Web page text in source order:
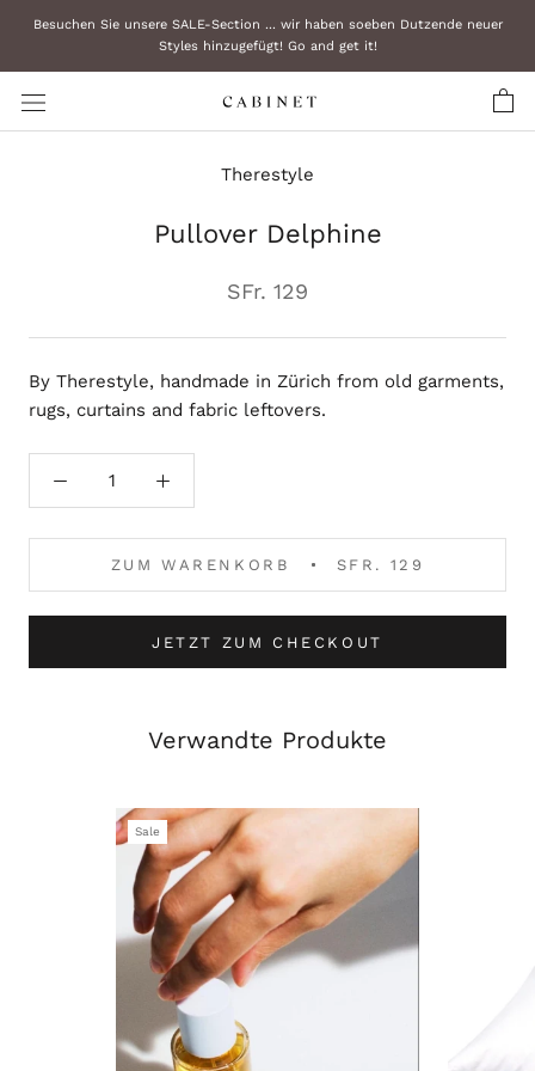
überspringen
Besuchen Sie unsere SALE-Section ... wir haben soeben Dutzende neuer
Styles hinzugefügt! Go and get it!
Therestyle
Pullover Delphine
SFr. 129
By Therestyle, handmade in Zürich from old garments,
rugs, curtains and fabric leftovers.
ZUM WARENKORB SFR. 129
JETZT ZUM CHECKOUT
Verwandte Produkte
Sale